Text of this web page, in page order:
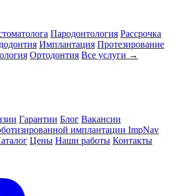
Пародонтология Рассрочка
Имплантация Протезирование
Ортодонтия Все услуги →
Гарантии Блог Вакансии
имплантации ImpNav
Цены Наши работы Контакты